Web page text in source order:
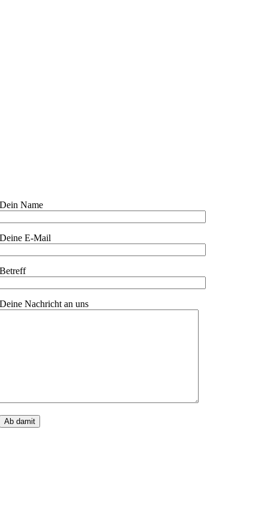
Dein Name
Deine E-Mail
Betreff
Deine Nachricht an uns